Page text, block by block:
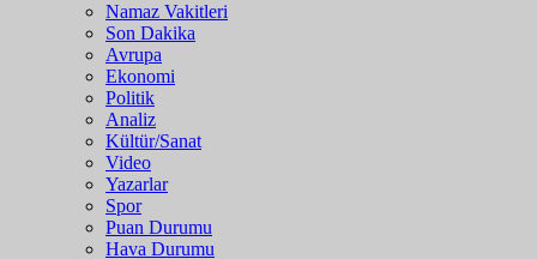
Namaz Vakitleri
Son Dakika
Avrupa
Ekonomi
Politik
Analiz
Kültür/Sanat
Video
Yazarlar
Spor
Puan Durumu
Hava Durumu